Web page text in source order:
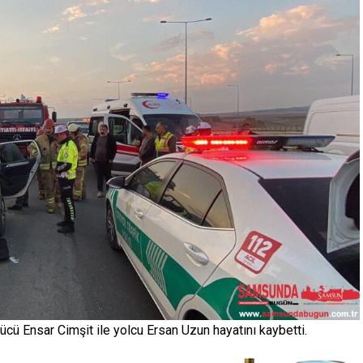
Ensar Cimşit ile yolcu Ersan Uzun hayatını kaybetti.
trafik
Samsun’da Yaşanan
Vahşetin Zanlısı
11.03.2025 0